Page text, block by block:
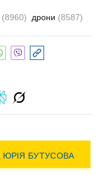
(8960) дрони (8587)